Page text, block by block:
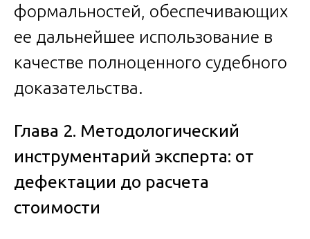
формальностей, обеспечивающих
ее дальнейшее использование в
качестве полноценного судебного
доказательства.
Глава 2. Методологический
инструментарий эксперта: от
дефектации до расчета
стоимости